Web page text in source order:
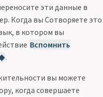
эти данные в
Когда вы Сотворяете это
в котором вы
Вспомнить
.
вы можете
когда совершаете